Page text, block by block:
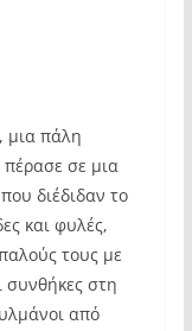
μια πάλη
πέρασε σε μια
διέδιδαν το
και φυλές,
τους με
συνθήκες στη
από